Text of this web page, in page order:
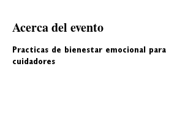
Acerca del evento
Practicas de bienestar emocional para
cuidadores